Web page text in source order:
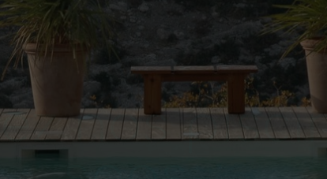
nos
spas
de la piscine depuis plus de